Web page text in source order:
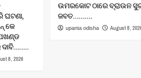
ଘଟଣା,
କେ
8, 2026
ଉମରକୋଟ ଠାରେ ବ୍ରାଉନ
ଜବତ……….
upanta odisha August 8,